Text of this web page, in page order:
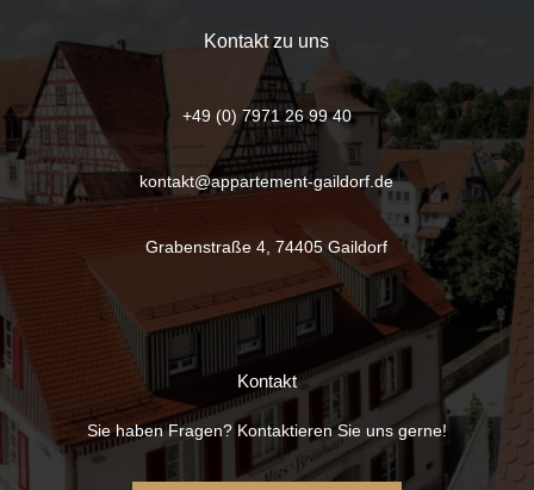
Kontakt zu uns
+49 (0) 7971 26 99 40
kontakt@appartement-gaildorf.de
Grabenstraße 4, 74405 Gaildorf
Kontakt
Sie haben Fragen? Kontaktieren Sie uns gerne!